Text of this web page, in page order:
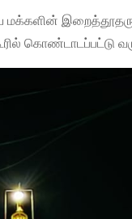
கொண்டாடப்பட்டு